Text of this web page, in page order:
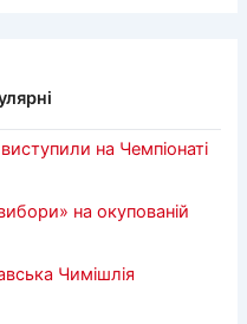
на Чемпіонаті
на окупованій
Чимішлія